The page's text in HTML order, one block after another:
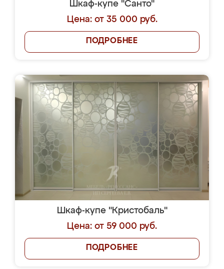
Шкаф-купе "Санто"
Цена: от 35 000 руб.
ПОДРОБНЕЕ
Шкаф-купе "Кристобаль"
Цена: от 59 000 руб.
ПОДРОБНЕЕ